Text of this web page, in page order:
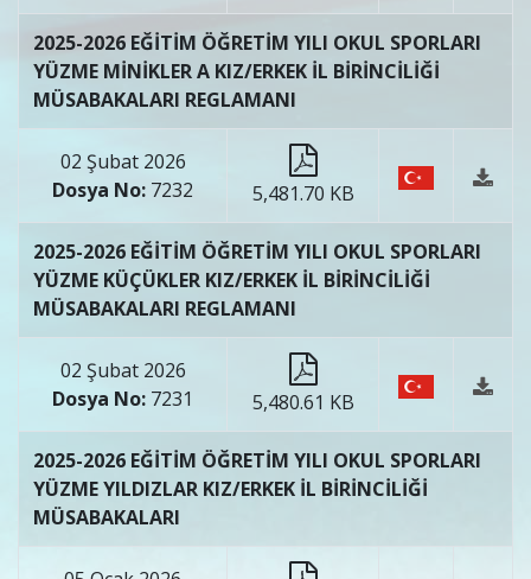
2025-2026 EĞİTİM ÖĞRETİM YILI OKUL SPORLARI
YÜZME MİNİKLER A KIZ/ERKEK İL BİRİNCİLİĞİ
MÜSABAKALARI REGLAMANI
02 Şubat 2026
Dosya No: 7232 5,481.70 KB
2025-2026 EĞİTİM ÖĞRETİM YILI OKUL SPORLARI
YÜZME KÜÇÜKLER KIZ/ERKEK İL BİRİNCİLİĞİ
MÜSABAKALARI REGLAMANI
02 Şubat 2026
Dosya No: 7231 5,480.61 KB
2025-2026 EĞİTİM ÖĞRETİM YILI OKUL SPORLARI
YÜZME YILDIZLAR KIZ/ERKEK İL BİRİNCİLİĞİ
MÜSABAKALARI